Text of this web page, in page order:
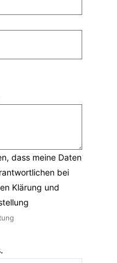
dass meine Daten
bei
Klärung und